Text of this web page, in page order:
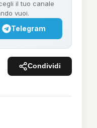
il tuo canale
vuoi.
Telegram
Condividi